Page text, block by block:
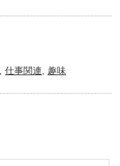
仕事関連 趣味